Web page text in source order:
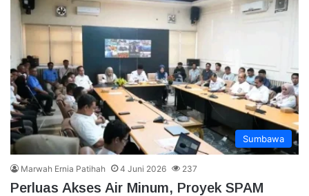
Sumbawa
Marwah Ernia Patihah 4 Juni 2026 237
Perluas Akses Air Minum, Proyek SPAM